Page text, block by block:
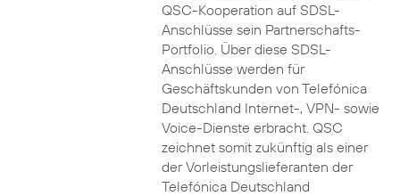
QSC-Kooperation auf SDSL-
Anschlüsse sein Partnerschafts-
Portfolio. Über diese SDSL-
Anschlüsse werden für
Geschäftskunden von Telefónica
Deutschland Internet-, VPN- sowie
Voice-Dienste erbracht. QSC
zeichnet somit zukünftig als einer
der Vorleistungslieferanten der
Telefónica Deutschland